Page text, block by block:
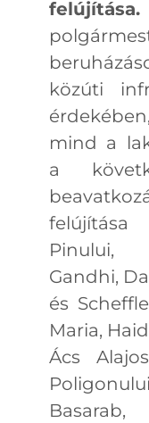
felújítása.
közúti
mind a
a
Pinului,
Gandhi,
és
Maria,
Ács